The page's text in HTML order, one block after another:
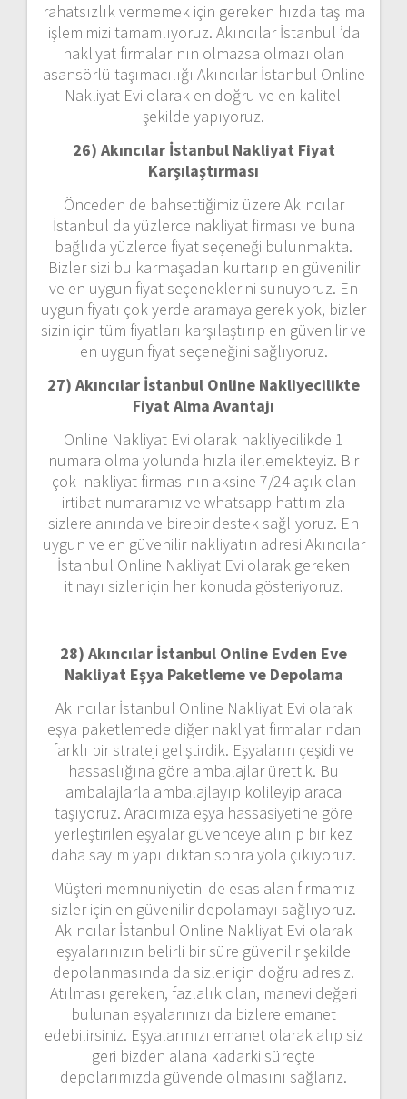
rahatsızlık vermemek için gereken hızda taşıma
işlemimizi tamamlıyoruz. Akıncılar İstanbul ’da
nakliyat firmalarının olmazsa olmazı olan
asansörlü taşımacılığı Akıncılar İstanbul Online
Nakliyat Evi olarak en doğru ve en kaliteli
şekilde yapıyoruz.
26) Akıncılar İstanbul Nakliyat Fiyat
Karşılaştırması
Önceden de bahsettiğimiz üzere Akıncılar
İstanbul da yüzlerce nakliyat firması ve buna
bağlıda yüzlerce fiyat seçeneği bulunmakta.
Bizler sizi bu karmaşadan kurtarıp en güvenilir
ve en uygun fiyat seçeneklerini sunuyoruz. En
uygun fiyatı çok yerde aramaya gerek yok, bizler
sizin için tüm fiyatları karşılaştırıp en güvenilir ve
en uygun fiyat seçeneğini sağlıyoruz.
27) Akıncılar İstanbul Online Nakliyecilikte
Fiyat Alma Avantajı
Online Nakliyat Evi olarak nakliyecilikde 1
numara olma yolunda hızla ilerlemekteyiz. Bir
çok nakliyat firmasının aksine 7/24 açık olan
irtibat numaramız ve whatsapp hattımızla
sizlere anında ve birebir destek sağlıyoruz. En
uygun ve en güvenilir nakliyatın adresi Akıncılar
İstanbul Online Nakliyat Evi olarak gereken
itinayı sizler için her konuda gösteriyoruz.
28) Akıncılar İstanbul Online Evden Eve
Nakliyat Eşya Paketleme ve Depolama
Akıncılar İstanbul Online Nakliyat Evi olarak
eşya paketlemede diğer nakliyat firmalarından
farklı bir strateji geliştirdik. Eşyaların çeşidi ve
hassaslığına göre ambalajlar ürettik. Bu
ambalajlarla ambalajlayıp kolileyip araca
taşıyoruz. Aracımıza eşya hassasiyetine göre
yerleştirilen eşyalar güvenceye alınıp bir kez
daha sayım yapıldıktan sonra yola çıkıyoruz.
Müşteri memnuniyetini de esas alan firmamız
sizler için en güvenilir depolamayı sağlıyoruz.
Akıncılar İstanbul Online Nakliyat Evi olarak
eşyalarınızın belirli bir süre güvenilir şekilde
depolanmasında da sizler için doğru adresiz.
Atılması gereken, fazlalık olan, manevi değeri
bulunan eşyalarınızı da bizlere emanet
edebilirsiniz. Eşyalarınızı emanet olarak alıp siz
geri bizden alana kadarki süreçte
depolarımızda güvende olmasını sağlarız.